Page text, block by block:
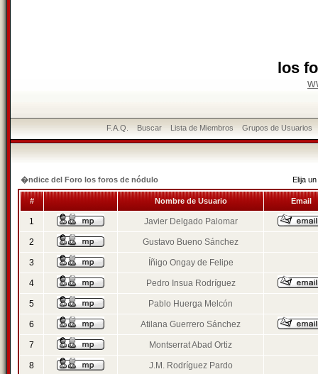
los
F.A.Q. Buscar Lista de Miembros Grupos de Usuarios
�ndice del Foro los foros de nódulo Elija
# Nombre de Usuario Email
1 Javier Delgado Palomar
2 Gustavo Bueno Sánchez
3 Íñigo Ongay de Felipe
4 Pedro Insua Rodríguez
5 Pablo Huerga Melcón
6 Atilana Guerrero Sánchez
7 Montserrat Abad Ortiz
8 J.M. Rodríguez Pardo